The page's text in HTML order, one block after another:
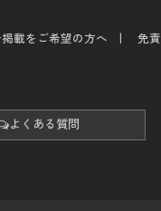
載をご希望の方へ 免
よくある質問